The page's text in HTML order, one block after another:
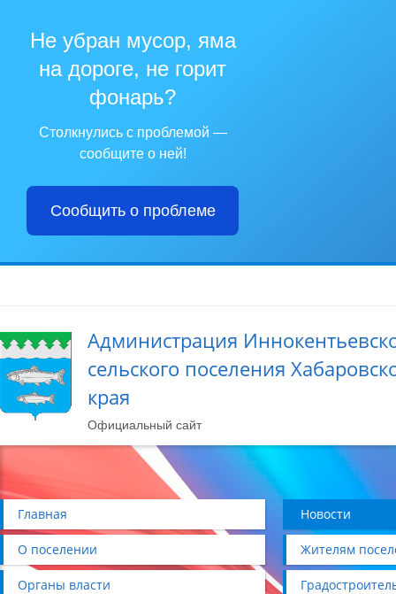
Не убран мусор, яма
на дороге, не горит
фонарь?
Столкнулись с проблемой —
сообщите о ней!
Сообщить о проблеме
Администрация
сельского поселения
края
Официальный сайт
Главная Новости
О поселении Жителям
Органы власти